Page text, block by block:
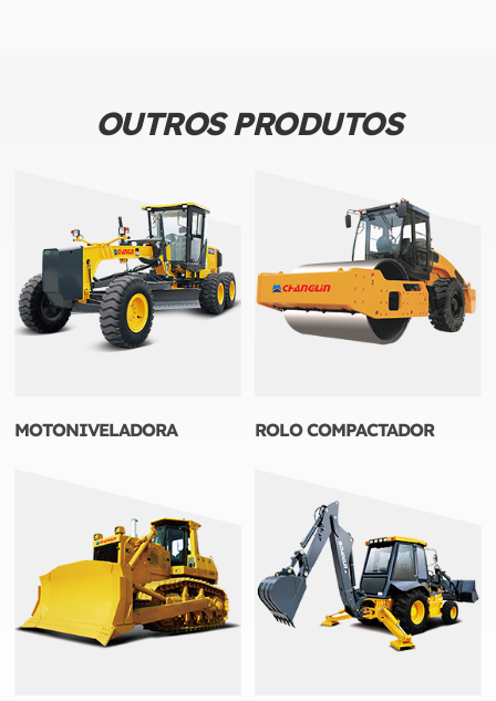
OUTROS PRODUTOS
MOTONIVELADORA ROLO COMPACTADOR